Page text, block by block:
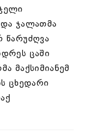
ჯალათმა
ცაში
მაქსიმიანემ
ცხედარი